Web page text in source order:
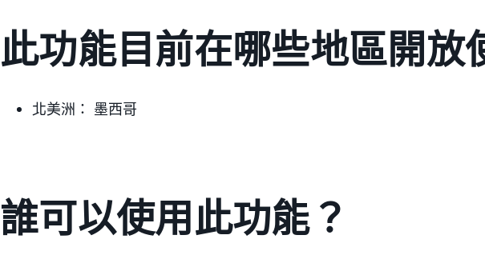
此功能目前在哪些地區開放
北美洲： 墨西哥
誰可以使用此功能？